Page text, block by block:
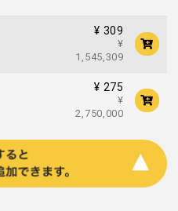
¥ 309
¥
1,545,309
¥ 275
¥
2,750,000